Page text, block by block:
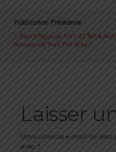
Publication Précédente
React Pegasus Trail 4 [ Test & Avis
Nouveauté Trail Par Nike !
Laisser
Votre adresse e-mail ne sera
avec *